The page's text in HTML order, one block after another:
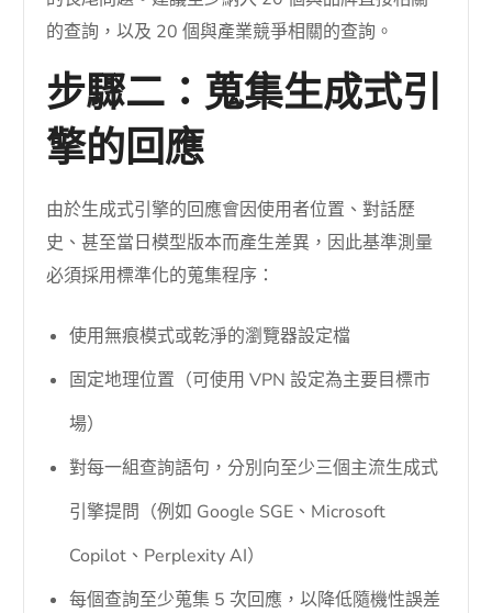
的查詢，以及 20 個與產業競爭相關的查詢。
步驟二：蒐集生成式引
擎的回應
由於生成式引擎的回應會因使用者位置、對話歷
史、甚至當日模型版本而產生差異，因此基準測量
必須採用標準化的蒐集程序：
使用無痕模式或乾淨的瀏覽器設定檔
固定地理位置（可使用 VPN 設定為主要目標市
場）
對每一組查詢語句，分別向至少三個主流生成式
引擎提問（例如 Google SGE、Microsoft
Copilot、Perplexity AI）
每個查詢至少蒐集 5 次回應，以降低隨機性誤差